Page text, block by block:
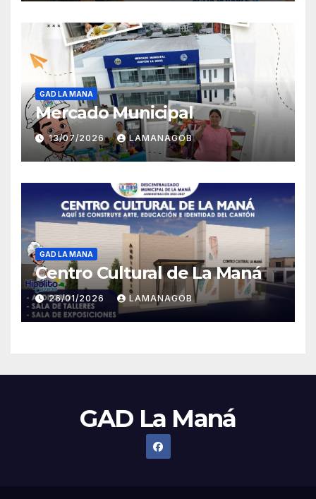
GAD LA MANA
Mercado Municipal
13/07/2026 LAMANAGOB
GAD LA MANA
Centro Cultural de La Maná
26/01/2026 LAMANAGOB
GAD La Maná